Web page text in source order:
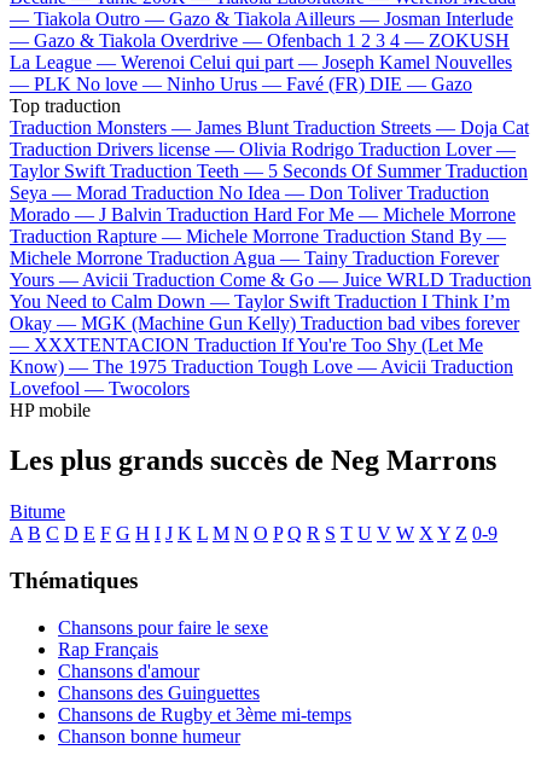
— Tiakola Outro — Gazo & Tiakola Ailleurs — Josman Interlude
— Gazo & Tiakola Overdrive — Ofenbach 1 2 3 4 — ZOKUSH
La League — Werenoi Celui qui part — Joseph Kamel Nouvelles
— PLK No love — Ninho Urus — Favé (FR) DIE — Gazo
Top traduction
Traduction Monsters — James Blunt Traduction Streets — Doja Cat
Traduction Drivers license — Olivia Rodrigo Traduction Lover —
Taylor Swift Traduction Teeth — 5 Seconds Of Summer Traduction
Seya — Morad Traduction No Idea — Don Toliver Traduction
Morado — J Balvin Traduction Hard For Me — Michele Morrone
Traduction Rapture — Michele Morrone Traduction Stand By —
Michele Morrone Traduction Agua — Tainy Traduction Forever
Yours — Avicii Traduction Come & Go — Juice WRLD Traduction
You Need to Calm Down — Taylor Swift Traduction I Think I’m
Okay — MGK (Machine Gun Kelly) Traduction bad vibes forever
— XXXTENTACION Traduction If You're Too Shy (Let Me
Know) — The 1975 Traduction Tough Love — Avicii Traduction
Lovefool — Twocolors
HP mobile
Les plus grands succès de Neg Marrons
Bitume
A B C D E F G H I J K L M N O P Q R S T U V W X Y Z 0-9
Thématiques
Chansons pour faire le sexe
Rap Français
Chansons d'amour
Chansons des Guinguettes
Chansons de Rugby et 3ème mi-temps
Chanson bonne humeur